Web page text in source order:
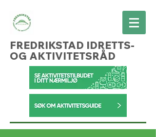
FREDRIKSTAD IDRETTS-
OG AKTIVITETSRÅD